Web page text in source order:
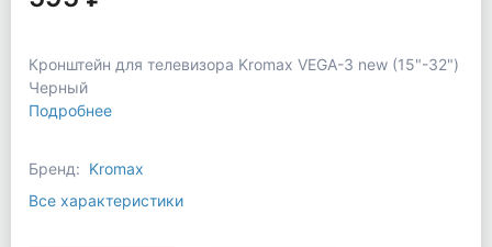
Кронштейн для телевизора Kromax VEGA-3 new (15"-32")
Черный
Подробнее
Бренд: Kromax
Все характеристики